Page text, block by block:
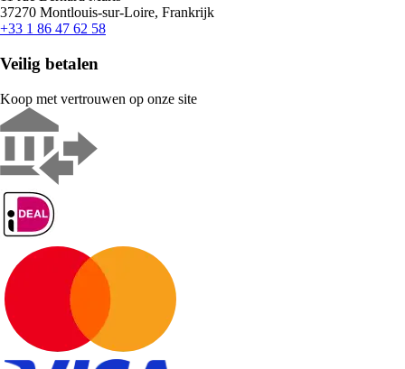
37270 Montlouis-sur-Loire, Frankrijk
+33 1 86 47 62 58
Veilig betalen
Koop met vertrouwen op onze site